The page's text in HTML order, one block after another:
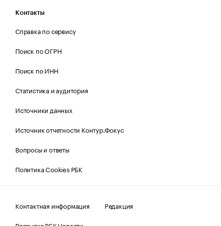
Контакты
Справка по сервису
Поиск по ОГРН
Поиск по ИНН
Статистика и аудитория
Источники данных
Источник отчетности Контур.Фокус
Вопросы и ответы
Политика Cookies РБК
Контактная информация
Редакция